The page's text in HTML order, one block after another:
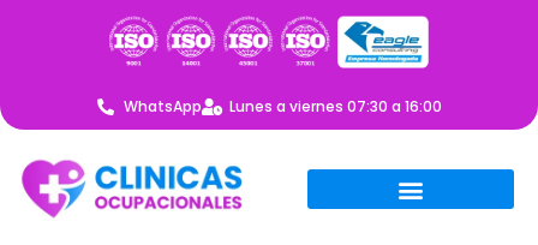
WhatsApp Lunes a viernes 07:30 a 16:00